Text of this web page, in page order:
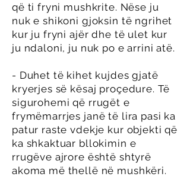
që ti fryni mushkrite. Nëse ju
nuk e shikoni gjoksin të ngrihet
kur ju fryni ajër dhe të ulet kur
ju ndaloni, ju nuk po e arrini atë.
- Duhet të kihet kujdes gjatë
kryerjes së kësaj proçedure. Të
sigurohemi që rrugët e
frymëmarrjes janë të lira pasi ka
patur raste vdekje kur objekti që
ka shkaktuar bllokimin e
rrugëve ajrore është shtyrë
akoma më thellë në mushkëri.